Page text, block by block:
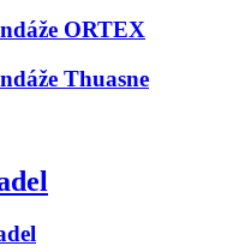
ORTEX
Thuasne